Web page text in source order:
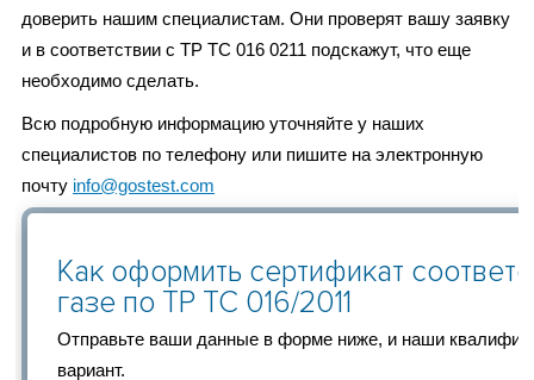
доверить нашим специалистам. Они проверят вашу заявку
и в соответствии с ТР ТС 016 0211 подскажут, что еще
необходимо сделать.
Всю подробную информацию уточняйте у наших
специалистов по телефону или пишите на электронную
почту info@gostest.com
Как оформить cертификат
газе по ТР ТС 016/2011
Отправьте ваши данные в форме ниже, и наши
вариант.